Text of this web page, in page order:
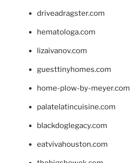
driveadragster.com
hematologa.com
lizaivanov.com
guesttinyhomes.com
home-plow-by-meyer.com
palatelatincuisine.com
blackdoglegacy.com
eatvivahouston.com